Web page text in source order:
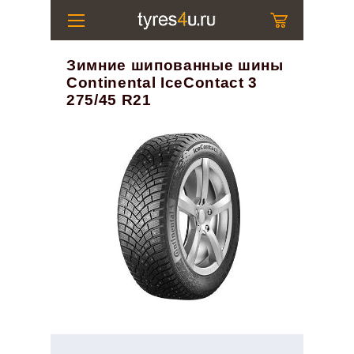
Зимние шипованные шины
Continental IceContact 3
275/45 R21